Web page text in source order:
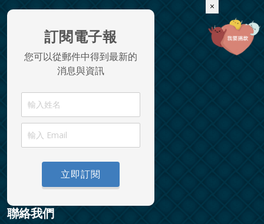
×
訂閱電子報
您可以從郵件中得到最新的
消息與資訊
立即訂閱
聯絡我們